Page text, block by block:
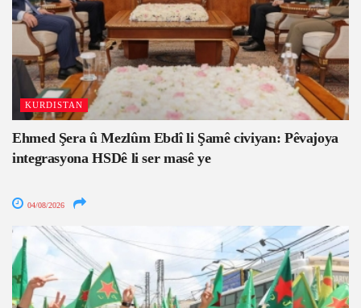
KURDISTAN
Ehmed Şera û Mezlûm Ebdî li Şamê civiyan: Pêvajoya
integrasyona HSDê li ser masê ye
04/08/2026